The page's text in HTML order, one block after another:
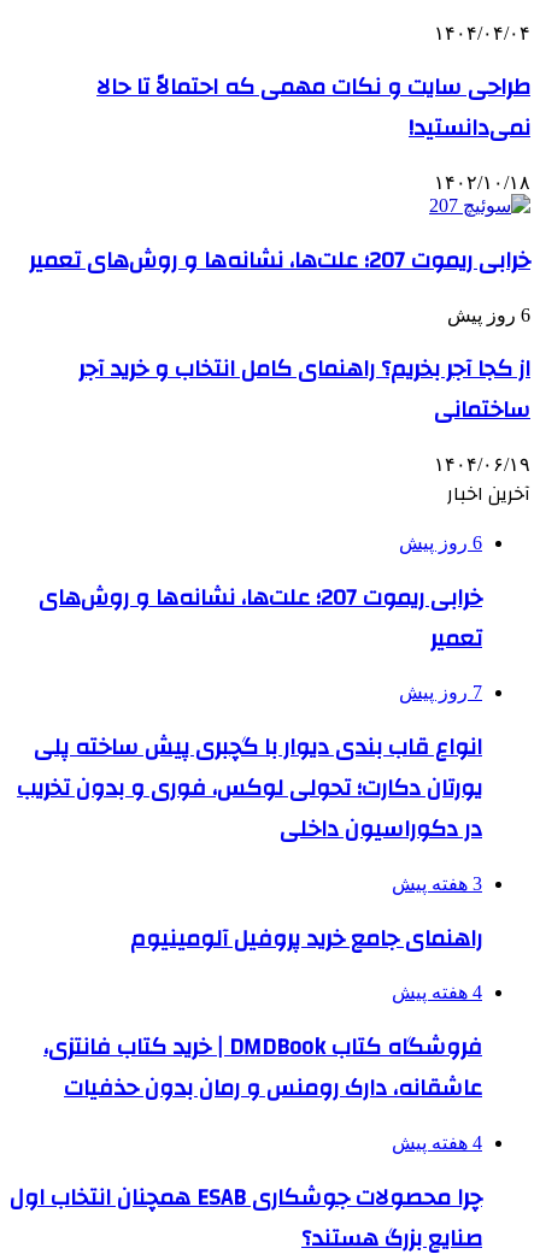
۱۴۰۴/۰۴/۰۴
طراحی سایت و نکات مهمی که احتمالاً تا حالا
نمی‌دانستید!
۱۴۰۲/۱۰/۱۸
خرابی ریموت 207؛ علت‌ها، نشانه‌ها و روش‌های تعمیر
6 روز پیش
از کجا آجر بخریم؟ راهنمای کامل انتخاب و خرید آجر
ساختمانی
۱۴۰۴/۰۶/۱۹
آخرین اخبار
6 روز پیش
خرابی ریموت 207؛ علت‌ها، نشانه‌ها و روش‌های
تعمیر
7 روز پیش
انواع قاب بندی دیوار با گچبری پیش ساخته پلی
یورتان دکارت؛ تحولی لوکس، فوری و بدون تخریب
در دکوراسیون داخلی
3 هفته پیش
راهنمای جامع خرید پروفیل آلومینیوم
4 هفته پیش
فروشگاه کتاب DMDBook | خرید کتاب فانتزی،
عاشقانه، دارک رومنس و رمان بدون حذفیات
4 هفته پیش
چرا محصولات جوشکاری ESAB همچنان انتخاب اول
صنایع بزرگ هستند؟